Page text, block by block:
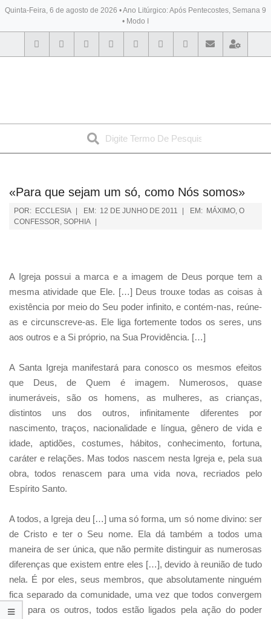
Quinta-Feira, 6 de agosto de 2026 • Ano Litúrgico: Após Pentecostes, Semana 9
• Modo I
BYBLOS
«Para que sejam um só, como Nós somos»
POR: ECCLESIA EM: 12 DE JUNHO DE 2011 EM: MÁXIMO, O
CONFESSOR, SOPHIA
A Igreja possui a marca e a imagem de Deus porque tem a
mesma atividade que Ele. […] Deus trouxe todas as coisas à
existência por meio do Seu poder infinito, e contém-nas, reúne-
as e circunscreve-as. Ele liga fortemente todos os seres, uns
aos outros e a Si próprio, na Sua Providência. […]
A Santa Igreja manifestará para conosco os mesmos efeitos
que Deus, de Quem é imagem. Numerosos, quase
inumeráveis, são os homens, as mulheres, as crianças,
distintos uns dos outros, infinitamente diferentes por
nascimento, traços, nacionalidade e língua, gênero de vida e
idade, aptidões, costumes, hábitos, conhecimento, fortuna,
caráter e relações. Mas todos nascem nesta Igreja e, pela sua
obra, todos renascem para uma vida nova, recriados pelo
Espírito Santo.
A todos, a Igreja deu […] uma só forma, um só nome divino: ser
de Cristo e ter o Seu nome. Ela dá também a todos uma
maneira de ser única, que não permite distinguir as numerosas
diferenças que existem entre eles […], devido à reunião de tudo
nela. É por eles, seus membros, que absolutamente ninguém
fica separado da comunidade, uma vez que todos convergem
uns para os outros, todos estão ligados pela ação do poder